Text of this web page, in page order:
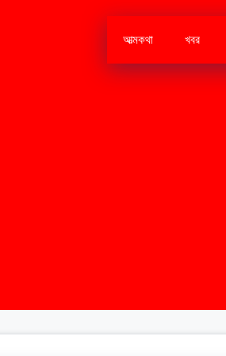
আত্মকথা খবর